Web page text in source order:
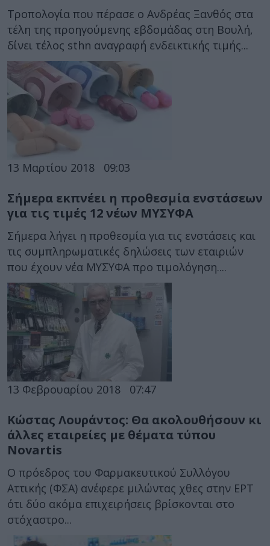
Τροπολογία που πέρασε ο Ανδρέας Ξανθός στα
τέλη της προηγούμενης εβδομάδας στη Βουλή,
δίνει τέλος sthn αναγραφή ενδεικτικής τιμής...
13 Μαρτίου 2018 09:03
Σήμερα εκπνέει η προθεσμία ενστάσεων
για τις τιμές 12 νέων ΜΥΣΥΦΑ
Σήμερα λήγει η προθεσμία για τις ενστάσεις και
τις συμπληρωματικές δηλώσεις των εταιριών
που έχουν νέα ΜΥΣΥΦΑ προ τιμολόγηση....
13 Φεβρουαρίου 2018 07:47
Κώστας Λουράντος: Θα ακολουθήσουν κι
άλλες εταιρείες με θέματα τύπου
Novartis
Ο πρόεδρος του Φαρμακευτικού Συλλόγου
Αττικής (ΦΣΑ) ανέφερε μιλώντας χθες στην ΕΡΤ
ότι δύο ακόμα επιχειρήσεις βρίσκονται στο
στόχαστρο...